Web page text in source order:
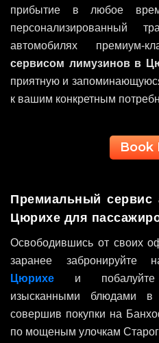
прибытие в любое
персонализированный
автомобилях премиум-
сервисом лимузинов в
приятную и
к вашим конкретным
Book
Премиальный
Цюрихе для
Освободившись от своих
заранее забронируйте
Цюрихе и побалуйте
изысканными блюдами в
совершив покупки на
по мощеным улочкам